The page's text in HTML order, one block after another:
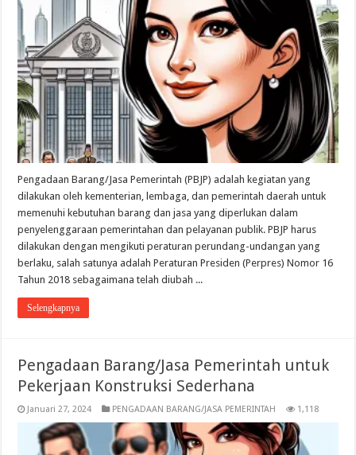
Pengadaan Barang/Jasa Pemerintah (PBJP) adalah kegiatan yang
dilakukan oleh kementerian, lembaga, dan pemerintah daerah untuk
memenuhi kebutuhan barang dan jasa yang diperlukan dalam
penyelenggaraan pemerintahan dan pelayanan publik. PBJP harus
dilakukan dengan mengikuti peraturan perundang-undangan yang
berlaku, salah satunya adalah Peraturan Presiden (Perpres) Nomor 16
Tahun 2018 sebagaimana telah diubah ...
Selengkapnya
Pengadaan Barang/Jasa Pemerintah untuk
Pekerjaan Konstruksi Sederhana
Januari 27, 2024 PENGADAAN BARANG/JASA PEMERINTAH 1,118